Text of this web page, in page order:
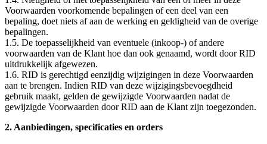
Voorwaarden voorkomende bepalingen of een deel van een
bepaling, doet niets af aan de werking en geldigheid van de overige
bepalingen.
1.5. De toepasselijkheid van eventuele (inkoop-) of andere
voorwaarden van de Klant hoe dan ook genaamd, wordt door RID
uitdrukkelijk afgewezen.
1.6. RID is gerechtigd eenzijdig wijzigingen in deze Voorwaarden
aan te brengen. Indien RID van deze wijzigingsbevoegdheid
gebruik maakt, gelden de gewijzigde Voorwaarden nadat de
gewijzigde Voorwaarden door RID aan de Klant zijn toegezonden.
2. Aanbiedingen, specificaties en orders